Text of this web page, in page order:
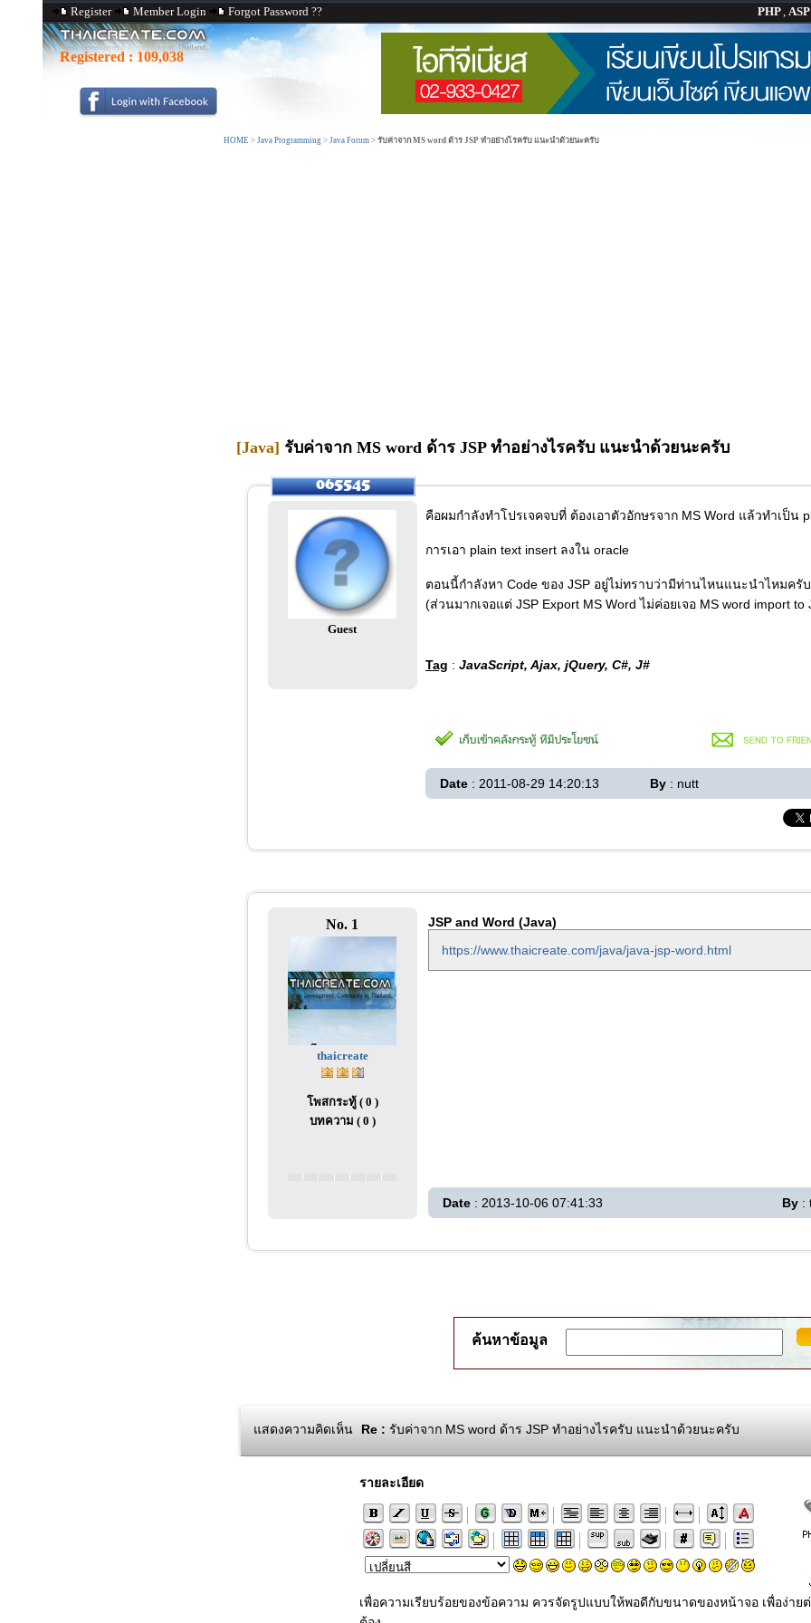
Register Member Login Forgot Password ?? PHP, ASP
Registered : 109,038
HOME > Java Programming > Java Forum > รับค่าจาก MS word ด้าร JSP ทำอย่างไรครับ แนะนำด้วยนะครับ
[Java] รับค่าจาก MS word ด้าร JSP ทำอย่างไรครับ แนะนำด้วยนะครับ
Guest
คือผมกำลังทำโปรเจคจบที่ ต้องเอาตัวอักษรจาก MS Word แล้วทำเป็น
การเอา plain text insert ลงใน oracle
ตอนนี้กำลังหา Code ของ JSP อยู่ไม่ทราบว่ามีท่านไหนแนะนำไหมครับ
(ส่วนมากเจอแต่ JSP Export MS Word ไม่ค่อยเจอ MS word import to
Tag : JavaScript, Ajax, jQuery, C#, J#
Date : 2011-08-29 14:20:13 By : nutt
No. 1
thaicreate
โพสกระทู้ ( 0 )
บทความ ( 0 )
JSP and Word (Java)
https://www.thaicreate.com/java/java-jsp-word.html
Date : 2013-10-06 07:41:33 By :
ค้นหาข้อมูล
แสดงความคิดเห็น Re : รับค่าจาก MS word ด้าร JSP ทำอย่างไรครับ แนะนำด้วยนะครับ
รายละเอียด
เพื่อความเรียบร้อยของข้อความ ควรจัดรูปแบบให้พอดีกับขนาดของหน้าจอ เพื่อง่า